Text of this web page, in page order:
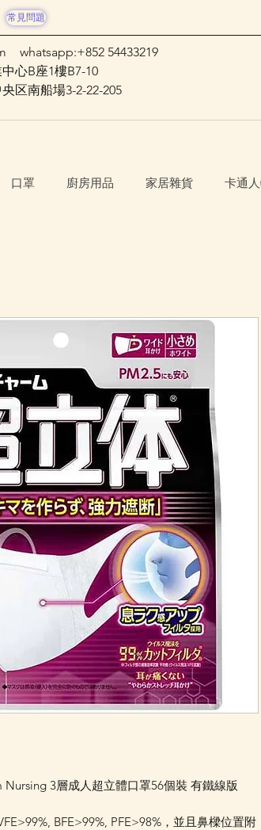
常見問題
whatsapp:+852 54433219
心B座1樓B7-10
区南船場3-2-22-205
口罩 廚房用品 家居雜貨 卡通
Nursing 3層成人超立體口罩56個裝 有鐵線版
BFE>99%, PFE>98%，並且鼻樑位置附